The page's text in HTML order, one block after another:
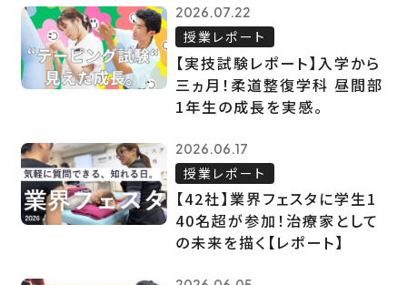
2026.07.22
授業レポート
【実技試験レポート】入学から
三ヵ月！柔道整復学科 昼間部
1年生の成長を実感。
2026.06.17
授業レポート
【42社】業界フェスタに学生1
40名超が参加！治療家として
の未来を描く【レポート】